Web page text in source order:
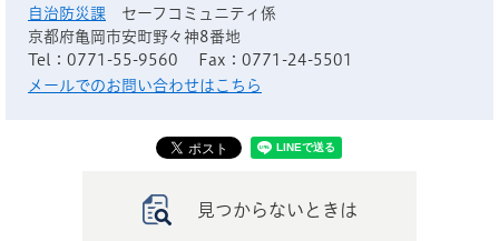
自治防災課
セーフコミュニティ係
京都府亀岡市安町野々神8番地
Tel：0771-55-9560
Fax：0771-24-5501
メールでのお問い合わせはこちら
見つからないときは